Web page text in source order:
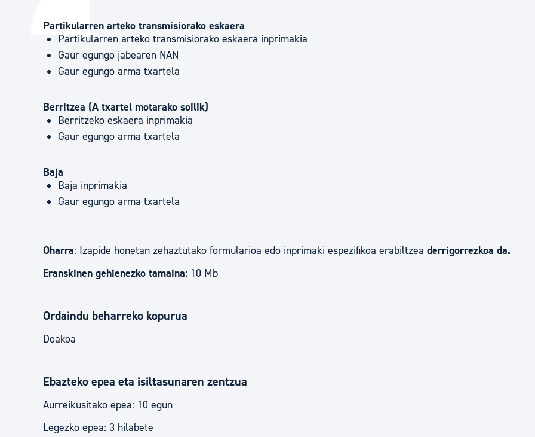
Partikularren arteko transmisiorako eskaera
Partikularren arteko transmisiorako eskaera inprimakia
Gaur egungo jabearen NAN
Gaur egungo arma txartela
Berritzea (A txartel motarako soilik)
Berritzeko eskaera inprimakia
Gaur egungo arma txartela
Baja
Baja inprimakia
Gaur egungo arma txartela
Oharra: Izapide honetan zehaztutako formularioa edo inprimaki espezifikoa erabiltzea derrigorrezkoa da.
Eranskinen gehienezko tamaina: 10 Mb
Ordaindu beharreko kopurua
Doakoa
Ebazteko epea eta isiltasunaren zentzua
Aurreikusitako epea: 10 egun
Legezko epea: 3 hilabete